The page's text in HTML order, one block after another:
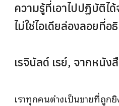
ความรู้ที่เอาไปปฏิบัติไ
ไม่ใช่ไอเดียล่องลอยที่อ
เรจินัลด์ เรย์, จากหนั
เราทุกคนต่างเป็นชายที่ถูก